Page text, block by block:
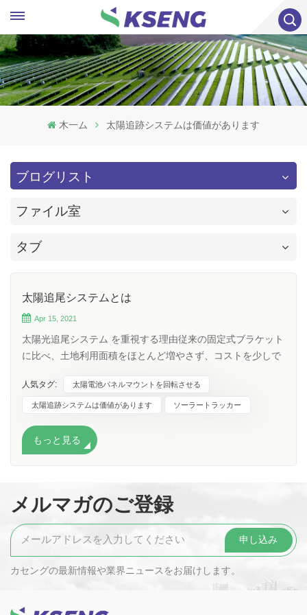
木一ム 太陽追跡システムは価値があります
ブログリスト
ファイル室
タブ
太陽追尾システムとは
Apr 15, 2021
太陽光追尾システム を重視する理由従来の固定式ブラケット
に比べ、土地利用面積をほとんど増やさず、コストを少しで
間違いありません。最も費用対効果の高い。太陽光発電所で
の太陽光発電追跡システムの適用は、単純な消費行動ではな
ポーネント配置スキーム： さまざまな顧客の要件を満たすた
めに、さまざまなスキームがあります。 KSENG は、建築家
ー追跡システムの周波数と減衰比の特性を組み合わせて、共
します。空気力学によって引き起こされる KS トラッカー シ
ステムの影響を分析し、動作中のシステムの影響と不安定特
性を分析します。 特徴: 1. システムの減衰比が大きく、コン
ポーネントの振幅を 50% 減らすことができます。 2. スピン
人気タグ: 太陽電池パネルマウントを回転させる
太陽追跡システムは価値があります ソーラートラッカー
もっと見る
メルマガのご登録
カセングの最新情報や業界ニュースをお届けします。